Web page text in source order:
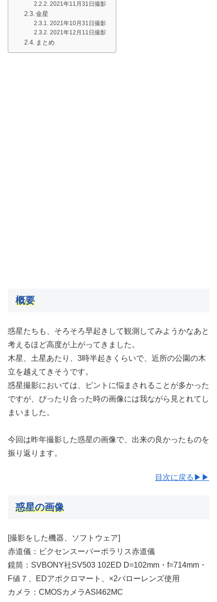
2021年11月31日撮影
金星
2021年10月31日撮影
2021年12月11日撮影
まとめ
概要
惑星たちも、そろそろ早起きして観測してみようかなあと
考えるほど高度が上がってきました。
木星、土星あたり、3時半起きくらいで、近所の公園の木
立を越えてきそうです。
惑星撮影においては、ピントに悩まされることが多かった
ですが、ぴったり合った時の画像には我ながら見とれてし
まいました。
今回は昨年撮影した惑星の画像で、出来の良かったものを
振り返ります。
目次に戻る▶▶
惑星の画像
[撮影をした機器、ソフトウェア]
赤道儀：ビクセンスーパーポラリス赤道儀
鏡筒：SVBONY社SV503 102ED D=102mm・f=714mm・
F値７、EDアポクロマート、×2バローレンズ使用
カメラ：CMOSカメラASI462MC